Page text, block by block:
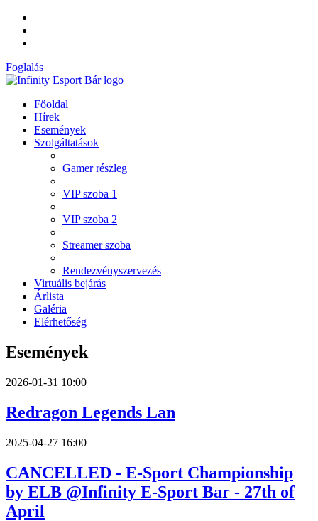
Foglalás
Főoldal
Hírek
Események
Szolgáltatások
Gamer részleg
VIP szoba 1
VIP szoba 2
Streamer szoba
Rendezvényszervezés
Virtuális bejárás
Árlista
Galéria
Elérhetőség
Események
2026-01-31 10:00
Redragon Legends Lan
2025-04-27 16:00
CANCELLED - E-Sport Championship
by ELB @Infinity E-Sport Bar - 27th of
April